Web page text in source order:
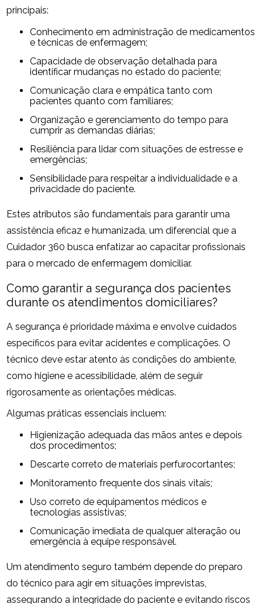
principais:
Conhecimento em administração de medicamentos
e técnicas de enfermagem;
Capacidade de observação detalhada para
identificar mudanças no estado do paciente;
Comunicação clara e empática tanto com
pacientes quanto com familiares;
Organização e gerenciamento do tempo para
cumprir as demandas diárias;
Resiliência para lidar com situações de estresse e
emergências;
Sensibilidade para respeitar a individualidade e a
privacidade do paciente.
Estes atributos são fundamentais para garantir uma
assistência eficaz e humanizada, um diferencial que a
Cuidador 360 busca enfatizar ao capacitar profissionais
para o mercado de enfermagem domiciliar.
Como garantir a segurança dos pacientes
durante os atendimentos domiciliares?
A segurança é prioridade máxima e envolve cuidados
específicos para evitar acidentes e complicações. O
técnico deve estar atento às condições do ambiente,
como higiene e acessibilidade, além de seguir
rigorosamente as orientações médicas.
Algumas práticas essenciais incluem:
Higienização adequada das mãos antes e depois
dos procedimentos;
Descarte correto de materiais perfurocortantes;
Monitoramento frequente dos sinais vitais;
Uso correto de equipamentos médicos e
tecnologias assistivas;
Comunicação imediata de qualquer alteração ou
emergência à equipe responsável.
Um atendimento seguro também depende do preparo
do técnico para agir em situações imprevistas,
assegurando a integridade do paciente e evitando riscos